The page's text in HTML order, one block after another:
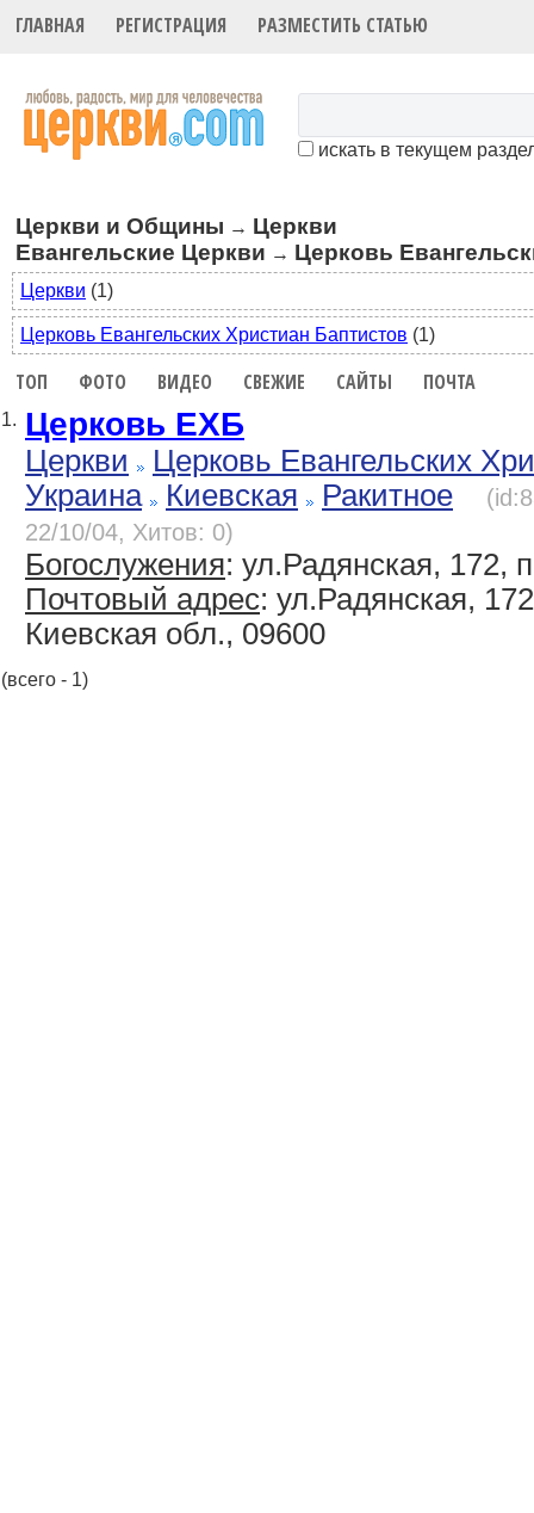
ГЛАВНАЯ РЕГИСТРАЦИЯ РАЗМЕСТИТЬ СТАТЬЮ
искать в текущем
Церкви и Общины → Церкви
Евангельские Церкви → Церковь
Церкви (1)
Церковь Евангельских Христиан Баптистов (1)
ТОП ФОТО ВИДЕО СВЕЖИЕ САЙТЫ ПОЧТА
1. Церковь ЕХБ
Церкви
Церковь Евангельских
Украина
Киевская Ракитное
22/10/04, Хитов: 0)
Богослужения: ул.Радянская, 172,
Почтовый адрес: ул.Радянская,
Киевская обл., 09600
(всего - 1)